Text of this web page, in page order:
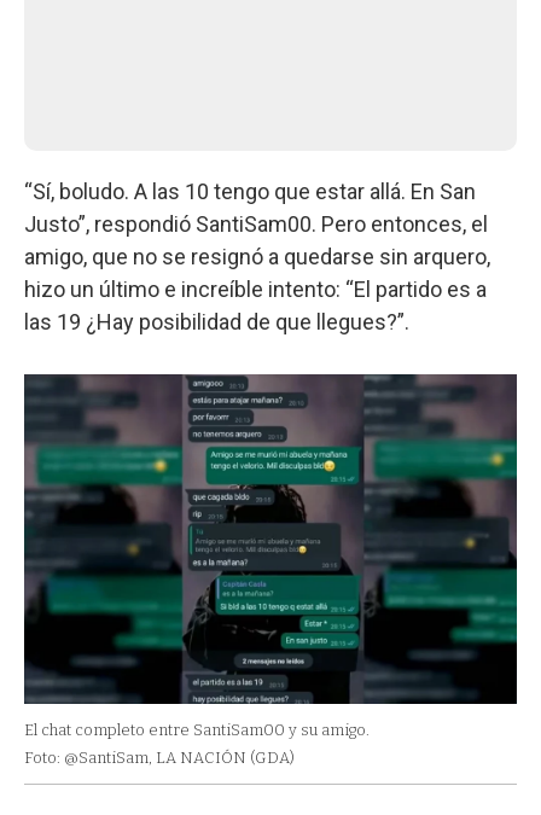
“Sí, boludo. A las 10 tengo que estar allá. En San
Justo”, respondió SantiSam00. Pero entonces, el
amigo, que no se resignó a quedarse sin arquero,
hizo un último e increíble intento: “El partido es a
las 19 ¿Hay posibilidad de que llegues?”.
El chat completo entre SantiSam00 y su amigo.
Foto: @SantiSam, LA NACIÓN (GDA)